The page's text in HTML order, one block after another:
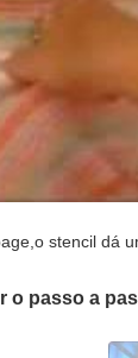
stencil dá
o passo a